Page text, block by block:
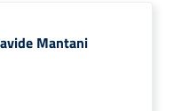
Mantani